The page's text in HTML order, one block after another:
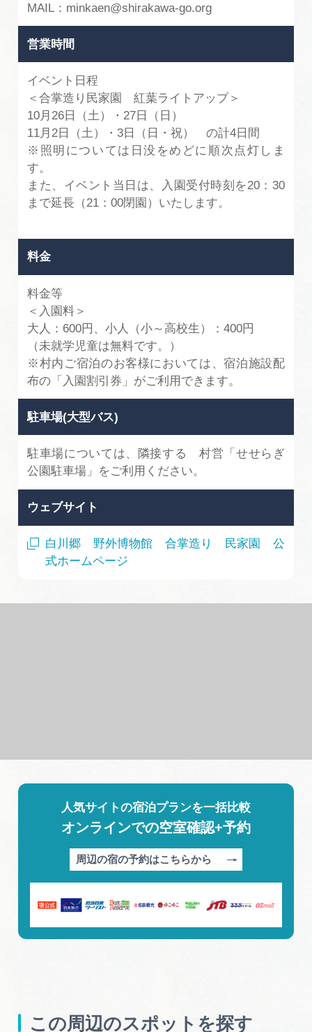
MAIL：minkaen@shirakawa-go.org
営業時間
イベント日程
＜合掌造り民家園 紅葉ライトアップ＞
10月26日（土）・27日（日）
11月2日（土）・3日（日・祝） の計4日間
※照明については日没をめどに順次点灯しま
す。
また、イベント当日は、入園受付時刻を20：30
まで延長（21：00閉園）いたします。
料金
料金等
＜入園料＞
大人：600円、小人（小～高校生）：400円
（未就学児童は無料です。）
※村内ご宿泊のお客様においては、宿泊施設配
布の「入園割引券」がご利用できます。
駐車場(大型バス)
駐車場については、隣接する 村営「せせらぎ
公園駐車場」をご利用ください。
ウェブサイト
白川郷 野外博物館 合掌造り 民家園 公
式ホームページ
人気サイトの宿泊プランを一括比較
オンラインでの空室確認+予約
周辺の宿の予約はこちらから
この周辺のスポットを探す